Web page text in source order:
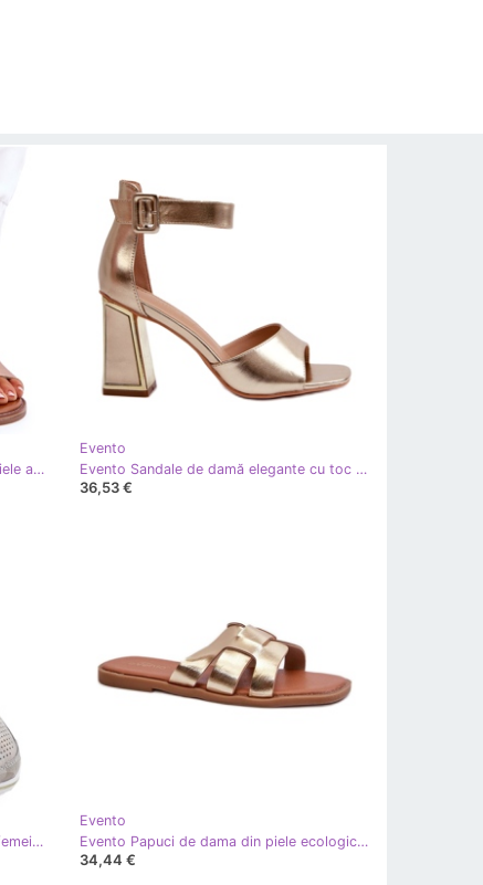
Evento Flip-flop-flops din aur eco-piele auriu auriu de aur
Evento
Evento Sandale de damă elegante cu toc înalt, aurii de aur
36,53 €
Evento Pantofi pentru femei pentru femei Openwork Golden Eveniment 1653 de aur
Evento
Evento Papuci de dama din piele ecologica Gold de aur
34,44 €